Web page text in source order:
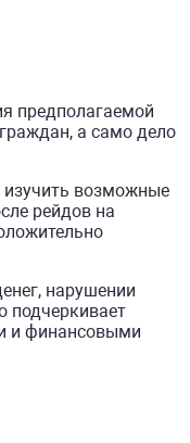
предполагаемой
а само дело
изучить возможные
рейдов на
нарушении
подчеркивает
и финансовыми